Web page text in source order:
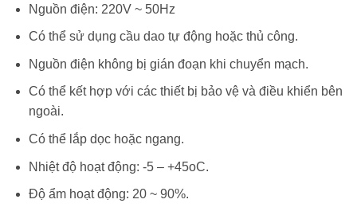
Nguồn điện: 220V ~ 50Hz
Có thể sử dụng cầu dao tự động hoặc thủ công.
Nguồn điện không bị gián đoạn khi chuyển mạch.
Có thể kết hợp với các thiết bị bảo vệ và điều khiển bên
ngoài.
Có thể lắp dọc hoặc ngang.
Nhiệt độ hoạt động: -5 – +45oC.
Độ ẩm hoạt động: 20 ~ 90%.